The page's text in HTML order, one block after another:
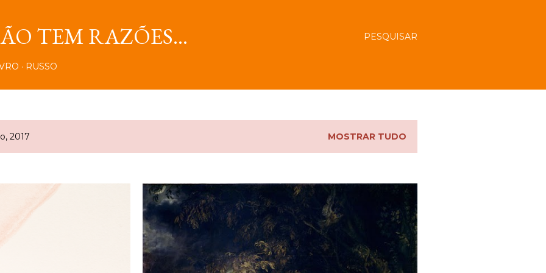
PESQUISAR
TEM RAZÕES...
RUSSO
2017 MOSTRAR TUDO